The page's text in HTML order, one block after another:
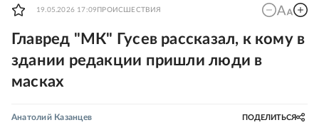
19.05.2026 17:09 ПРОИСШЕСТВИЯ
Главред "МК" Гусев рассказал, к кому в
здании редакции пришли люди в
масках
Анатолий Казанцев ПОДЕЛИТЬСЯ